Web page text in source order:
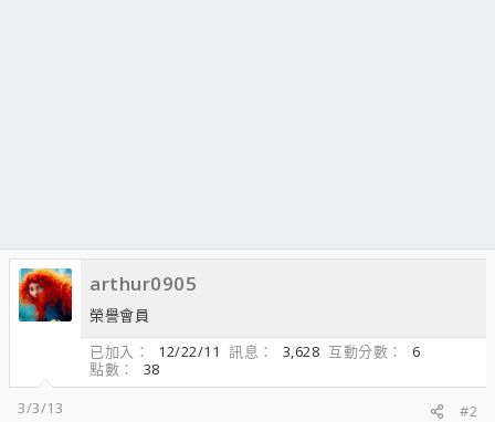
arthur0905
榮譽會員
已加入
12/22/11 訊息 3,628 互動分數
6
點數
38
3/3/13
#2